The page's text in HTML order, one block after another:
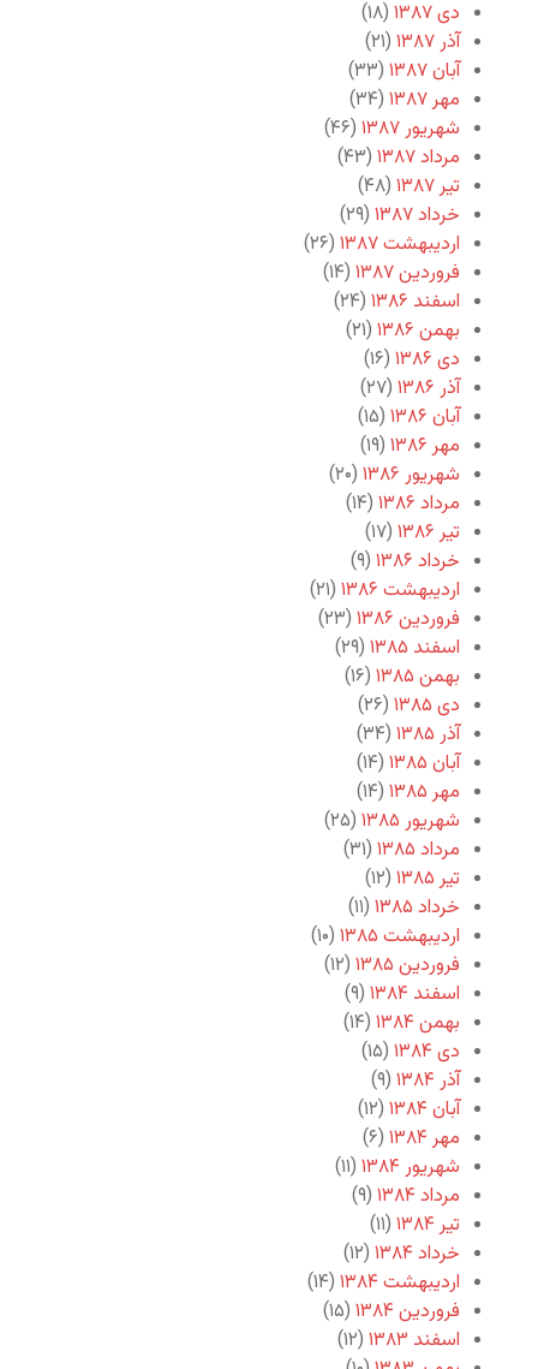
دی ۱۳۸۷
(۱۸)
آذر ۱۳۸۷
(۲۱)
آبان ۱۳۸۷
(۳۳)
مهر ۱۳۸۷
(۳۴)
شهریور ۱۳۸۷
(۴۶)
مرداد ۱۳۸۷
(۴۳)
تیر ۱۳۸۷
(۴۸)
خرداد ۱۳۸۷
(۲۹)
اردیبهشت ۱۳۸۷
(۲۶)
فروردین ۱۳۸۷
(۱۴)
اسفند ۱۳۸۶
(۲۴)
بهمن ۱۳۸۶
(۲۱)
دی ۱۳۸۶
(۱۶)
آذر ۱۳۸۶
(۲۷)
آبان ۱۳۸۶
(۱۵)
مهر ۱۳۸۶
(۱۹)
شهریور ۱۳۸۶
(۲۰)
مرداد ۱۳۸۶
(۱۴)
تیر ۱۳۸۶
(۱۷)
خرداد ۱۳۸۶
(۹)
اردیبهشت ۱۳۸۶
(۲۱)
فروردین ۱۳۸۶
(۲۳)
اسفند ۱۳۸۵
(۲۹)
بهمن ۱۳۸۵
(۱۶)
دی ۱۳۸۵
(۲۶)
آذر ۱۳۸۵
(۳۴)
آبان ۱۳۸۵
(۱۴)
مهر ۱۳۸۵
(۱۴)
شهریور ۱۳۸۵
(۲۵)
مرداد ۱۳۸۵
(۳۱)
تیر ۱۳۸۵
(۱۲)
خرداد ۱۳۸۵
(۱۱)
اردیبهشت ۱۳۸۵
(۱۰)
فروردین ۱۳۸۵
(۱۲)
اسفند ۱۳۸۴
(۹)
بهمن ۱۳۸۴
(۱۴)
دی ۱۳۸۴
(۱۵)
آذر ۱۳۸۴
(۹)
آبان ۱۳۸۴
(۱۲)
مهر ۱۳۸۴
(۶)
شهریور ۱۳۸۴
(۱۱)
مرداد ۱۳۸۴
(۹)
تیر ۱۳۸۴
(۱۱)
خرداد ۱۳۸۴
(۱۲)
اردیبهشت ۱۳۸۴
(۱۴)
فروردین ۱۳۸۴
(۱۵)
اسفند ۱۳۸۳
(۱۲)